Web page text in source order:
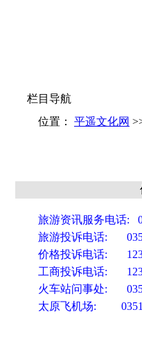
栏目导航
位置： 平遥文化网
旅游资讯服务电话:
旅游投诉电话:
价格投诉电话:
工商投诉电话:
火车站问事处:
太原飞机场: 0351-